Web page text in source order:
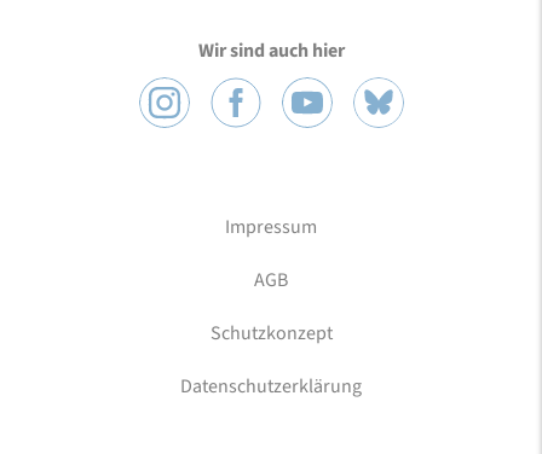
Wir sind auch hier
Impressum
AGB
Schutzkonzept
Datenschutzerklärung